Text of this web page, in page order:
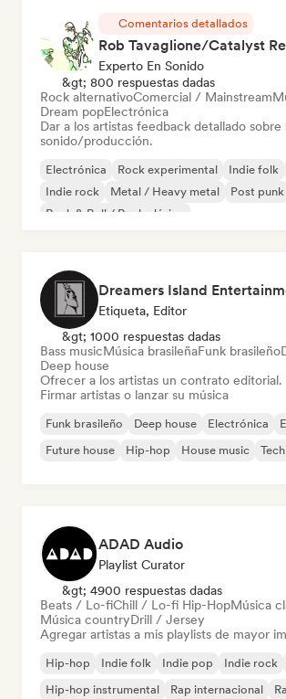
Comentarios detallados
Rob Tavaglione/Catalyst
Experto En Sonido
&gt; 800 respuestas dadas
Rock alternativoComercial / Mainstream
Dream popElectrónica
Dar a los artistas feedback detallado sobre
sonido/producción.
Electrónica Rock experimental Indie folk
Indie rock
Metal / Heavy metal
Post punk
Rock & Roll / Rock clásico
Dreamers Island
Etiqueta, Editor
&gt; 1000 respuestas dadas
Bass musicMúsica brasileñaFunk brasileño
Deep house
Ofrecer a los artistas un contrato editorial.
Firmar artistas o lanzar su música
Funk brasileño Deep house Electrónica
Future house
Hip-hop House music
ADAD Audio
Playlist Curator
&gt; 4900 respuestas dadas
Beats / Lo-fiChill / Lo-fi Hip-HopMúsica
Música countryDrill / Jersey
Agregar artistas a mis playlists de mayor
Hip-hop Indie folk Indie pop Indie rock
Hip-hop instrumental
Rap internacional